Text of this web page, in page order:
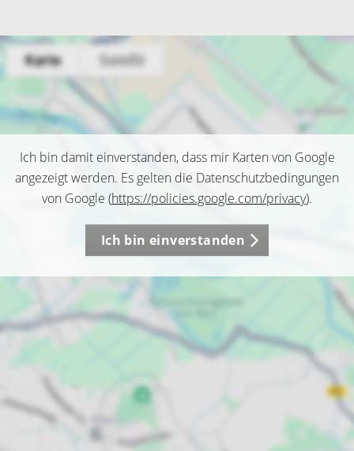
Ich bin damit einverstanden, dass mir Karten von Google
angezeigt werden. Es gelten die Datenschutzbedingungen
von Google (https://policies.google.com/privacy).
Ich bin einverstanden